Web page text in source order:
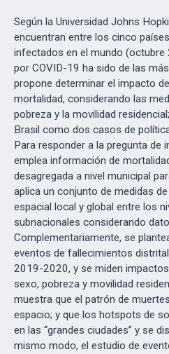
Según la Universidad Johns
encuentran entre los cinco
infectados en el mundo (octubre
por COVID-19 ha sido de las
propone determinar el impacto
mortalidad, considerando las
pobreza y la movilidad
Brasil como dos casos de
Para responder a la pregunta de
emplea información de
desagregada a nivel municipal
aplica un conjunto de medidas
espacial local y global entre los
subnacionales considerando
Complementariamente, se
eventos de fallecimientos
2019-2020, y se miden
sexo, pobreza y movilidad
muestra que el patrón de
espacio; y que los hotspots de
en las “grandes ciudades” y se
mismo modo, el estudio de